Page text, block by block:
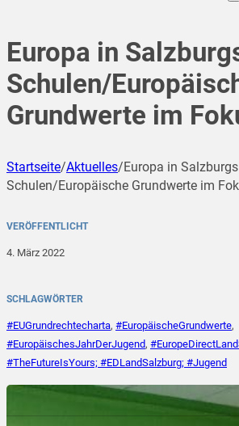
Europa in
Schulen/
Grundwerte im
Startseite/Aktuelles/Europa in Salzburgs
Schulen/Europäische Grundwerte im
VERÖFFENTLICHT
4. März 2022
SCHLAGWÖRTER
#EUGrundrechtecharta, #EuropäischeGrundwerte,
#EuropäischesJahrDerJugend,
#TheFutureIsYours; #EDLandSalzburg; #Jugend